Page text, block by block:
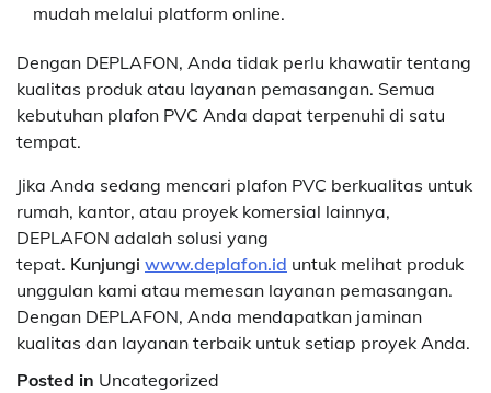
mudah melalui platform online.
Dengan DEPLAFON, Anda tidak perlu khawatir tentang
kualitas produk atau layanan pemasangan. Semua
kebutuhan plafon PVC Anda dapat terpenuhi di satu
tempat.
Jika Anda sedang mencari plafon PVC berkualitas untuk
rumah, kantor, atau proyek komersial lainnya,
DEPLAFON adalah solusi yang
tepat. Kunjungi www.deplafon.id untuk melihat produk
unggulan kami atau memesan layanan pemasangan.
Dengan DEPLAFON, Anda mendapatkan jaminan
kualitas dan layanan terbaik untuk setiap proyek Anda.
Posted in Uncategorized